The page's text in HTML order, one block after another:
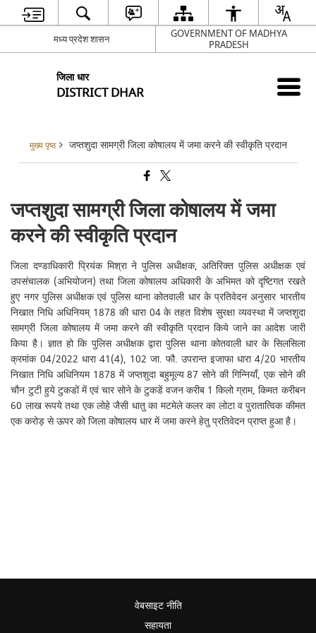
मध्य प्रदेश शासन
GOVERNMENT OF MADHYA
PRADESH
जिला धार
DISTRICT DHAR
मुख्य पृष्ठ जप्तशुदा सामग्री जिला कोषालय में जमा करने की स्वीकृति प्रदान
जप्तशुदा सामग्री जिला कोषालय में जमा
करने की स्वीकृति प्रदान
जिला दण्डाधिकारी प्रियंक मिश्रा ने पुलिस अधीक्षक, अतिरिक्त पुलिस अधीक्षक एवं
उपसंचालक (अभियोजन) तथा जिला कोषालय अधिकारी के अभिमत को दृष्टिगत रखते
हुए नगर पुलिस अधीक्षक एवं पुलिस थाना कोतवाली धार के प्रतिवेदन अनुसार भारतीय
निखात निधि अधिनियम् 1878 की धारा 04 के तहत विशेष सुरक्षा व्यवस्था में जप्तशुदा
सामग्री जिला कोषालय में जमा करने की स्वीकृति प्रदान किये जाने का आदेश जारी
किया है। ज्ञात हो कि पुलिस अधीक्षक द्वारा पुलिस थाना कोतवाली धार के सिलसिला
क्रमांक 04/2022 धारा 41(4), 102 जा. फौ. उपरान्त इजाफा धारा 4/20 भारतीय
निखात निधि अधिनियम 1878 में जप्तशुदा बहुमूल्य 87 सोने की गिन्नियाँ, एक सोने की
चौन टुटी हुये टुकडों में एवं चार सोने के टुकडें वजन करीब 1 किलो ग्राम, किमत करीबन
60 लाख रूपये तथा एक लोहे जैसी धातु का मटमेले कलर का लोटा व पुरातात्विक कीमत
एक करोड़ से ऊपर को जिला कोषालय धार में जमा करने हेतु प्रतिवेदन प्राप्त हुआ है।
वेबसाइट नीति
सहायता